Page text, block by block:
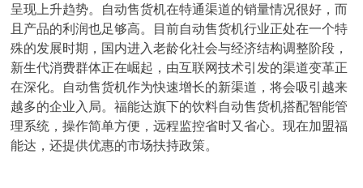
呈现上升趋势。自动售货机在特通渠道的销量情况很好，而
且产品的利润也足够高。目前自动售货机行业正处在一个特
殊的发展时期，国内进入老龄化社会与经济结构调整阶段，
新生代消费群体正在崛起，由互联网技术引发的渠道变革正
在深化。自动售货机作为快速增长的新渠道，将会吸引越来
越多的企业入局。福能达旗下的饮料自动售货机搭配智能管
理系统，操作简单方便，远程监控省时又省心。现在加盟福
能达，还提供优惠的市场扶持政策。